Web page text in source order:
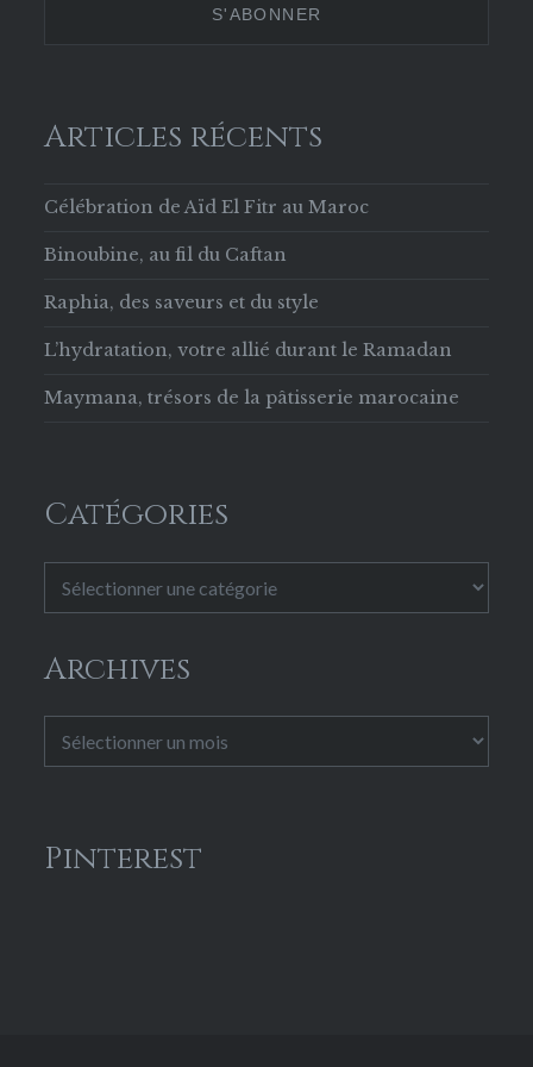
Articles récents
Célébration de Aïd El Fitr au Maroc
Binoubine, au fil du Caftan
Raphia, des saveurs et du style
L’hydratation, votre allié durant le Ramadan
Maymana, trésors de la pâtisserie marocaine
Catégories
Archives
Pinterest